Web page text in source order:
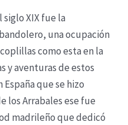
XIX fue la
una ocupación
como esta en la
y aventuras de estos
que se hizo
los Arrabales ese fue
madrileño que dedicó